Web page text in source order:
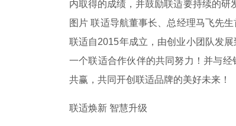
内取得的成绩，并鼓励联适要持续的研
图片 联适导航董事长、总经理马飞先
联适自2015年成立，由创业小团队发
一个联适合作伙伴的共同努力！并与
共赢，共同开创联适品牌的美好未来！
联适焕新 智慧升级